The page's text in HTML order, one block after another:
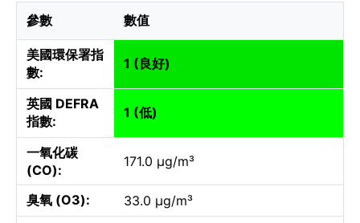
參數 數值
美國環保署指
數:
1 (良好)
英國 DEFRA
指數:
1 (低)
一氧化碳
(CO):
171.0 µg/m³
臭氧 (O3):
33.0 µg/m³